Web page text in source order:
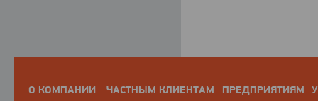
О КОМПАНИИ ЧАСТНЫМ КЛИЕНТАМ ПРЕДПРИЯТИЯМ